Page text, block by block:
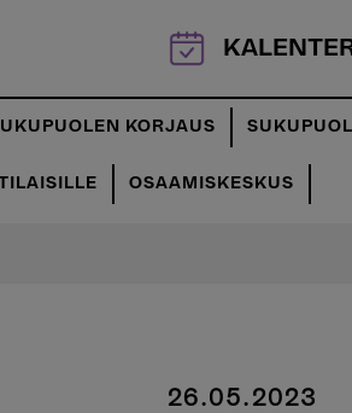
KORJAUS
OSAAMISKESKUS
26.05.2023